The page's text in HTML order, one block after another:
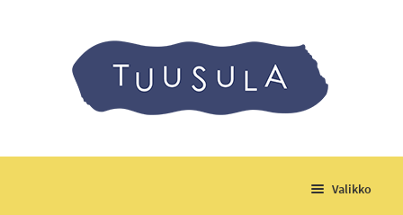
Valikko